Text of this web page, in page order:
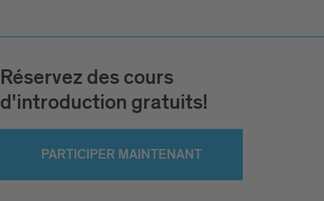
Réservez des cours
d'introduction gratuits!
PARTICIPER MAINTENANT